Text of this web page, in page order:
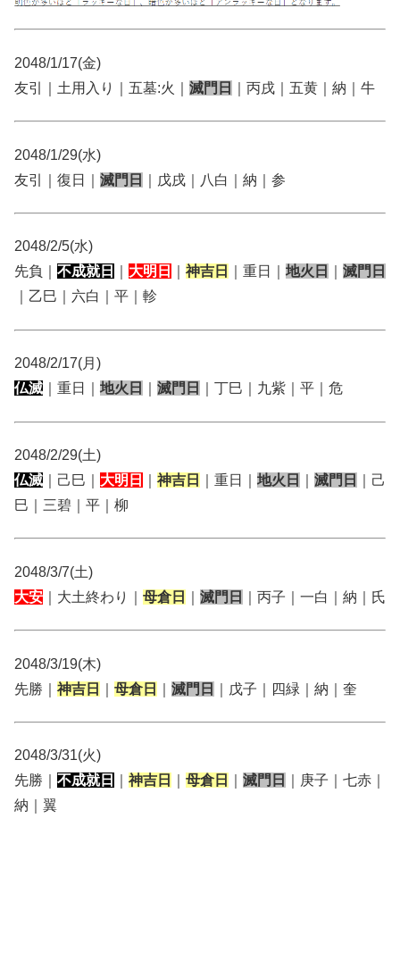
2048/1/17(金)
友引｜土用入り｜五墓:火｜ 滅門日 ｜丙戌｜五黄｜納｜牛
2048/1/29(水)
友引｜復日｜ 滅門日 ｜戊戌｜八白｜納｜参
2048/2/5(水)
先負｜ 不成就日 大明日 神吉日 ｜重日｜ 地火日
滅門日
｜乙巳｜六白｜平｜軫
2048/2/17(月)
仏滅 ｜重日｜ 地火日 滅門日 ｜丁巳｜九紫｜平｜危
2048/2/29(土)
仏滅 ｜己巳｜ 大明日 神吉日 ｜重日｜ 地火日 滅門日
｜己
巳｜三碧｜平｜柳
2048/3/7(土)
大安 ｜大土終わり｜ 母倉日 滅門日 ｜丙子｜一白｜納｜氏
2048/3/19(木)
先勝｜ 神吉日 母倉日 滅門日 ｜戊子｜四緑｜納｜奎
2048/3/31(火)
先勝｜ 不成就日 神吉日 母倉日 滅門日
｜庚子｜七赤｜
納｜翼